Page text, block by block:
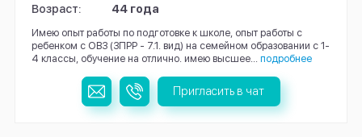
Возраст:
44 года
Имею опыт работы по подготовке к школе, опыт работы с
ребенком с ОВЗ (ЗПРР - 7.1. вид) на семейном образовании с 1-
4 классы, обучение на отлично. имею высшее...
подробнее
Пригласить в чат